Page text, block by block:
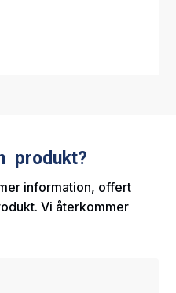
produkt?
information, offert
Vi återkommer